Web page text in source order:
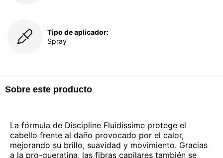
Tipo de aplicador:
Spray
Sobre este producto
La fórmula de Discipline Fluidissime protege el
cabello frente al daño provocado por el calor,
mejorando su brillo, suavidad y movimiento. Gracias
a la pro-queratina, las fibras capilares también se